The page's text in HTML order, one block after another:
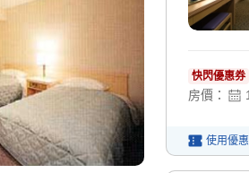
快閃優惠券
房價：
使用優